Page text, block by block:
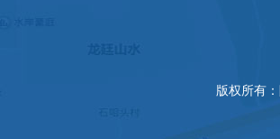
版权所有 ：